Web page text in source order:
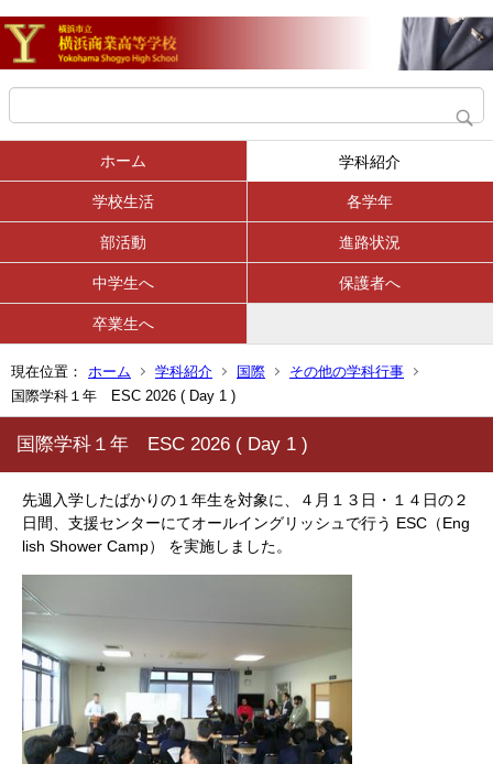
ホーム 学科紹介
学校生活 各学年
部活動 進路状況
中学生へ 保護者へ
卒業生へ
現在位置： ホーム 学科紹介 国際
その他の学科行事
国際学科１年 ESC 2026 ( Day 1 )
国際学科１年 ESC 2026 ( Day 1 )
先週入学したばかりの１年生を対象に、４月１３日・１４日の２
日間、支援センターにてオールイングリッシュで行う ESC（Eng
lish Shower Camp） を実施しました。